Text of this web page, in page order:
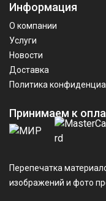
Информация
О компании
Услуги
Новости
Доставка
Политика
Принимаем к
Перепечатка
изображений и фото